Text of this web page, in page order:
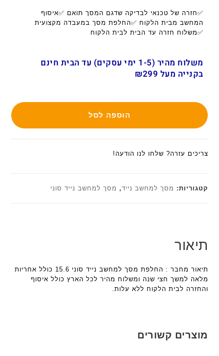
✅חזרה של טכנאי לבדיקה שדגם המסך תואם ✅איסוף
המחשב מבית הלקוח ✅החלפת מסך במעבדה מקצועית
✅משלוח חזרה עד הבית לבית הלקוח
משלוח מהיר (1-5 ימי עסקים) עד הבית חינם
בקנייה מעל ₪299
הוספה לסל
צריכים עזרה? שלחו לנו הודעה!
קטגוריות: מסך למחשב נייד, מסך למחשב נייד סוני
תיאור
תיאור מחבר : החלפת מסך למחשב נייד סוני 15.6 כולל אחריות
מלאה למשך חצי שנה ומשלוח מהיר לכל הארץ כולל איסוף
והחזרה לבית הלקוח ללא עלות.
מוצרים קשורים